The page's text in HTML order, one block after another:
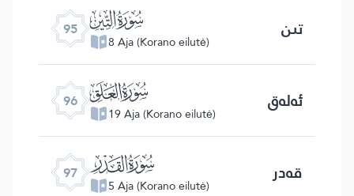
95 ﰌ
8 Aja (Korano eilutė) تىن
96 ﰍ
19 Aja (Korano eilutė) ئەلەق
97 ﰎ
5 Aja (Korano eilutė) قەدر